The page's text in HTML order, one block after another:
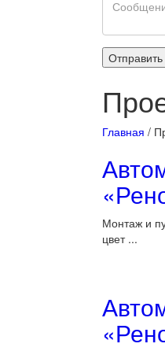
Главная /
Монтаж и
цвет ...